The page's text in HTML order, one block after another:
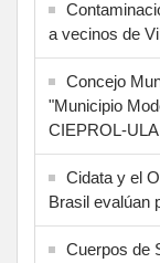
a vecinos de
Concejo
"Municipio
CIEPROL-ULA
Cidata y el
Brasil evalúan
Cuerpos de